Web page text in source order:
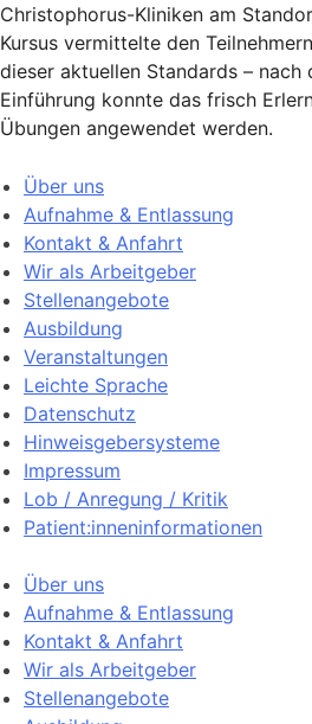
Christophorus-Kliniken am
Kursus vermittelte den
dieser aktuellen Standards – nach
Einführung konnte das frisch
Übungen angewendet werden.
Über uns
Aufnahme & Entlassung
Kontakt & Anfahrt
Wir als Arbeitgeber
Stellenangebote
Ausbildung
Veranstaltungen
Leichte Sprache
Datenschutz
Hinweisgebersysteme
Impressum
Lob / Anregung / Kritik
Patient:inneninformationen
Über uns
Aufnahme & Entlassung
Kontakt & Anfahrt
Wir als Arbeitgeber
Stellenangebote